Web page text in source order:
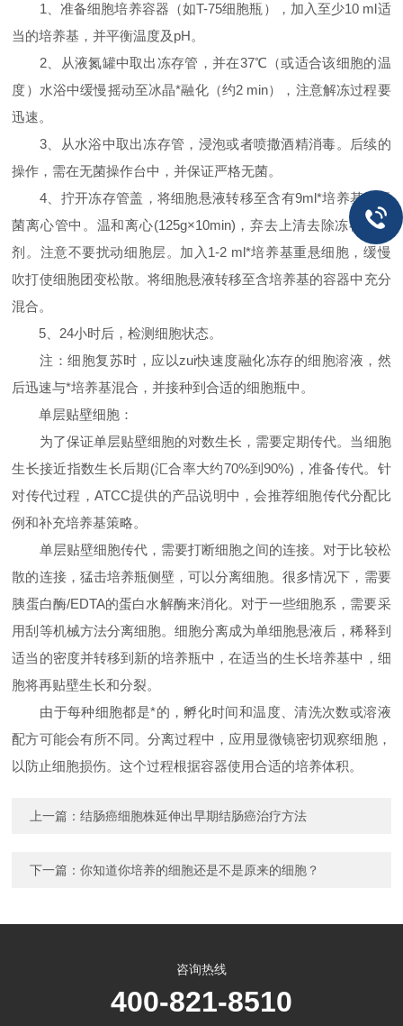
1、准备细胞培养容器（如T-75细胞瓶），加入至少10 ml适
当的培养基，并平衡温度及pH。
2、从液氮罐中取出冻存管，并在37℃（或适合该细胞的温
度）水浴中缓慢摇动至冰晶*融化（约2 min），注意解冻过程要
迅速。
3、从水浴中取出冻存管，浸泡或者喷撒酒精消毒。后续的
操作，需在无菌操作台中，并保证严格无菌。
4、拧开冻存管盖，将细胞悬液转移至含有9ml*培养基的无
菌离心管中。温和离心(125g×10min)，弃去上清去除冻存保护
剂。注意不要扰动细胞层。加入1-2 ml*培养基重悬细胞，缓慢
吹打使细胞团变松散。将细胞悬液转移至含培养基的容器中充分
混合。
5、24小时后，检测细胞状态。
注：细胞复苏时，应以zui快速度融化冻存的细胞溶液，然
后迅速与*培养基混合，并接种到合适的细胞瓶中。
单层贴壁细胞：
为了保证单层贴壁细胞的对数生长，需要定期传代。当细胞
生长接近指数生长后期(汇合率大约70%到90%)，准备传代。针
对传代过程，ATCC提供的产品说明中，会推荐细胞传代分配比
例和补充培养基策略。
单层贴壁细胞传代，需要打断细胞之间的连接。对于比较松
散的连接，猛击培养瓶侧壁，可以分离细胞。很多情况下，需要
胰蛋白酶/EDTA的蛋白水解酶来消化。对于一些细胞系，需要采
用刮等机械方法分离细胞。细胞分离成为单细胞悬液后，稀释到
适当的密度并转移到新的培养瓶中，在适当的生长培养基中，细
胞将再贴壁生长和分裂。
由于每种细胞都是*的，孵化时间和温度、清洗次数或溶液
配方可能会有所不同。分离过程中，应用显微镜密切观察细胞，
以防止细胞损伤。这个过程根据容器使用合适的培养体积。
上一篇：结肠癌细胞株延伸出早期结肠癌治疗方法
下一篇：你知道你培养的细胞还是不是原来的细胞？
咨询热线
400-821-8510